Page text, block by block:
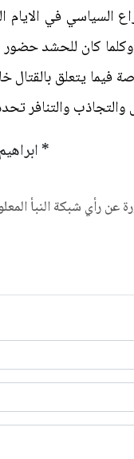
السياسي في الايام
وكلما كان للحشد
فيما يتعلق بالقتال
والتجاذب
*
عن رأي شبكة النبأ